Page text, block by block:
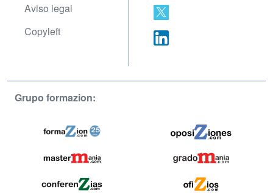
Aviso legal
Copyleft
Grupo formazion: